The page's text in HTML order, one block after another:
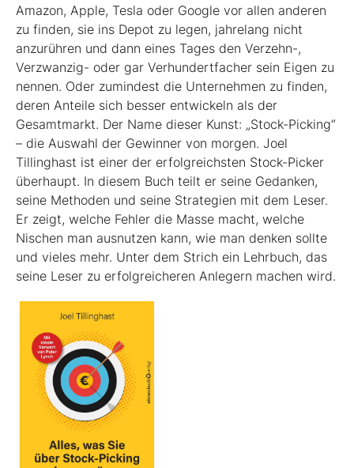
Amazon, Apple, Tesla oder Google vor allen anderen
zu finden, sie ins Depot zu legen, jahrelang nicht
anzurühren und dann eines Tages den Verzehn-,
Verzwanzig- oder gar Verhundertfacher sein Eigen zu
nennen. Oder zumindest die Unternehmen zu finden,
deren Anteile sich besser entwickeln als der
Gesamtmarkt. Der Name dieser Kunst: „Stock-Picking“
– die Auswahl der Gewinner von morgen. Joel
Tillinghast ist einer der erfolgreichsten Stock-Picker
überhaupt. In diesem Buch teilt er seine Gedanken,
seine Methoden und seine Strategien mit dem Leser.
Er zeigt, welche Fehler die Masse macht, welche
Nischen man ausnutzen kann, wie man denken sollte
und vieles mehr. Unter dem Strich ein Lehrbuch, das
seine Leser zu erfolgreicheren Anlegern machen wird.